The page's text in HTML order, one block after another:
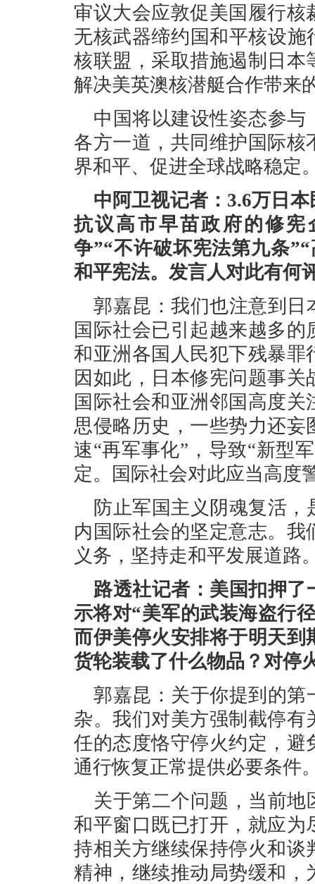
审议大会应敦促美国履行
无核武器缔约国和平核设施
核联盟，采取措施遏制日
解决美英澳核潜艇合作带来
中国将以建设性姿态参
各方一道，共同维护国际
界和平、促进全球战略稳定
中阿卫视记者：3.6万日
抗议高市早苗政府的修
争”“不许破坏宪法第九条
和平宪法。发言人对此有何
郭嘉昆：我们也注意到日
国际社会已引起越来越多
和亚洲各国人民犯下残暴
因如此，日本修宪问题事
国际社会和亚洲邻国高度
思侵略历史，一些势力还
速“再军事化”，导致“新型
定。国际社会对此应当高度
防止军国主义阴魂复活
内国际社会的坚定意志。
义务，坚持走和平发展道路
路透社记者：美国扣押
示将对“美军的武装海盗行
而伊美停火安排将于明天
货轮装载了什么物品？对停
郭嘉昆：关于你提到的第
杂。我们对美方强制截停
任的态度恪守停火约定，
通行恢复正常提供必要条件
关于第二个问题，当前
和平窗口既已打开，就应
持相关方继续保持停火和
精神，继续推动局势缓和